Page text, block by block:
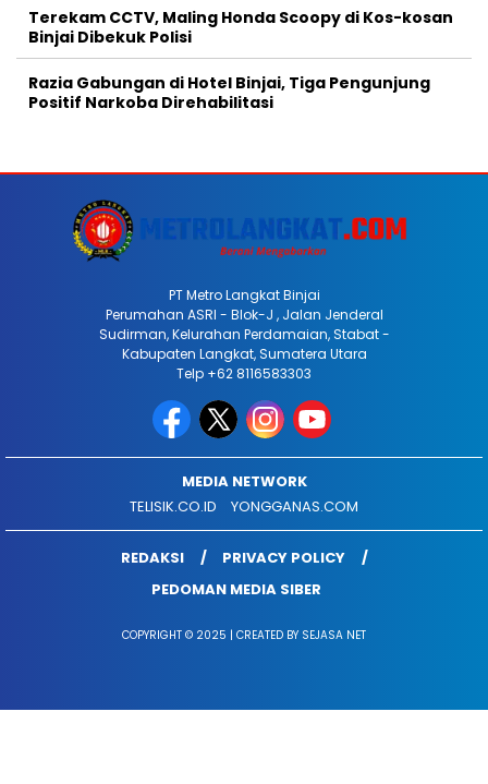
Terekam CCTV, Maling Honda Scoopy di Kos-kosan
Binjai Dibekuk Polisi
Razia Gabungan di Hotel Binjai, Tiga Pengunjung
Positif Narkoba Direhabilitasi
PT Metro Langkat Binjai
Perumahan ASRI - Blok-J , Jalan Jenderal
Sudirman, Kelurahan Perdamaian, Stabat -
Kabupaten Langkat, Sumatera Utara
Telp +62 8116583303
MEDIA NETWORK
TELISIK.CO.ID
YONGGANAS.COM
REDAKSI
PRIVACY POLICY
PEDOMAN MEDIA SIBER
COPYRIGHT © 2025 | CREATED BY SEJASA NET